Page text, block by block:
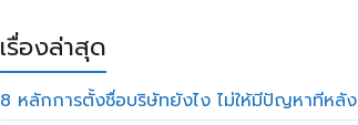
เรื่องล่าสุด
8 หลักการตั้งชื่อบริษัทยังไง ไม่ให้มีปัญหาทีหลัง